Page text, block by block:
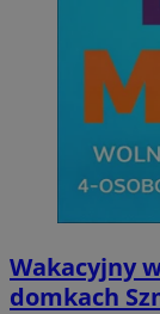
Wakacyjny
domkach